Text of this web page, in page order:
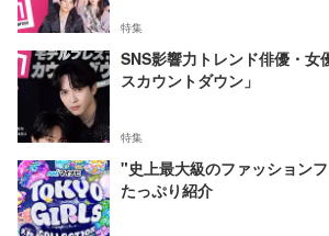
特集
SNS影響力トレンド俳優・女
スカウントダウン」
特集
"史上最大級のファッション
たっぷり紹介